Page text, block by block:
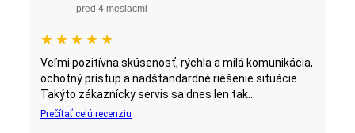
pred 4 mesiacmi
★ ★ ★ ★ ★
Veľmi pozitívna skúsenosť, rýchla a milá komunikácia,
ochotný prístup a nadštandardné riešenie situácie.
Takýto zákaznícky servis sa dnes len tak...
Prečítať celú recenziu